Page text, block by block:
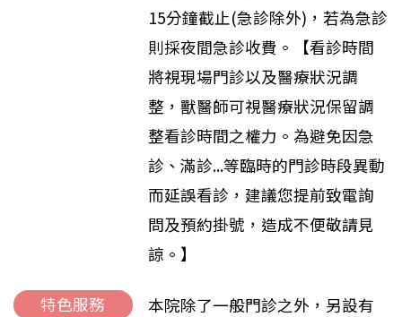
15分鐘截止(急診除外)，若為急診
則採夜間急診收費。【看診時間
將視現場門診以及醫療狀況調
整，獸醫師可視醫療狀況保留調
整看診時間之權力。為避免因急
診、滿診...等臨時的門診時段異動
而延誤看診，建議您提前致電詢
問及預約掛號，造成不便敬請見
諒。】
特色服務
本院除了一般門診之外，另設有